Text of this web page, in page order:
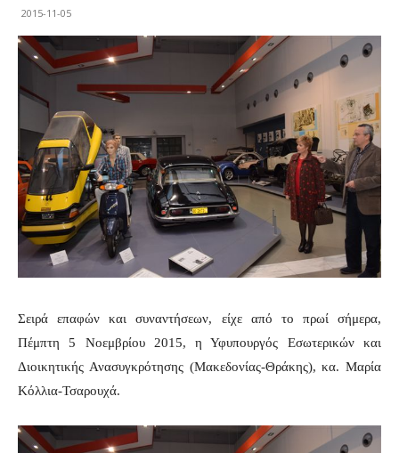
2015-11-05
Σειρά επαφών και συναντήσεων, είχε από το πρωί σήμερα,
Πέμπτη 5 Νοεμβρίου 2015, η Υφυπουργός Εσωτερικών και
Διοικητικής Ανασυγκρότησης (Μακεδονίας-Θράκης), κα. Μαρία
Κόλλια-Τσαρουχά.